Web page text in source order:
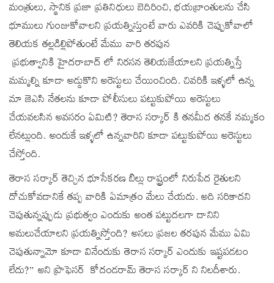
మంత్రులు, స్థానిక ప్రజా ప్రతినిధులు బెదిరించి, భయబ్రాంతులను చేసి
భూములు గుంజుకోవాలని ప్రయత్నిస్తుంటే వారు ఎవరికి చెప్పుకోవాలో
తెలియక తల్లడిల్లిపోతుంటే మేము వారి తరపున
ప్రభుత్వానికిహైదరాబాద్ లో నిరసన తెలియజేయాలని ప్రయత్నిస్తే
మమ్మల్ని కూడా అడ్డుకొని అరెస్టులు చేయించింది. చివరికి ఇళ్ళలో ఉన్న
మా జెఎసి నేతలను కూడా పోలీసులు పట్టుకుపోయి అరెస్టులు
చేయవలసిన అవసరం ఏమిటి? తెరాస సర్కార్ కి తనమీద తనకే నమ్మకం
లేనట్లుంది. అందుకే ఇళ్ళలో ఉన్నవారిని కూడా పట్టుకుపోయి అరెస్టులు
చేస్తోంది.
తెరాస సర్కార్ తెచ్చిన భూసేకరణ బిల్లు రాష్ట్రంలో నిరుపేద రైతులని
దోచుకోవడానికే తప్ప వారికి ఏమాత్రం మేలు చేయదు. అది సరికాదని
చెపుతున్నప్పుడు ప్రభుత్వం ఎందుకు అంత పట్టుదలగా దానిని
అమలుచేయాలని ప్రయత్నిస్తోంది? అసలు ప్రజల తరపున మేము ఏమి
చెపుతున్నామో కూడా వినేందుకు తెరాస సర్కార్ ఎందుకు ఇష్టపడటం
లేదు?” అని ప్రొఫెసర్ కోదండరామ్ తెరాస సర్కార్ ని నిలదీశారు.